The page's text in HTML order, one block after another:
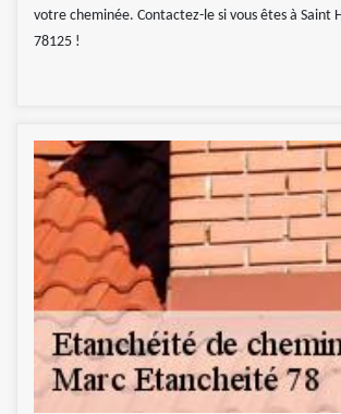
votre cheminée. Contactez-le si vous êtes à Saint
78125 !